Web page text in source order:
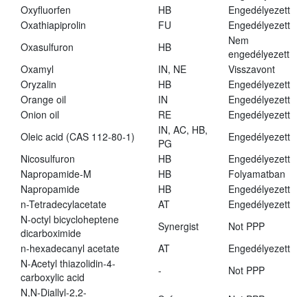
Oxyfluorfen
HB
Engedélyezett
Oxathiapiprolin
FU
Engedélyezett
Oxasulfuron
HB
Nem
engedélyezett
Oxamyl
IN, NE
Visszavont
Oryzalin
HB
Engedélyezett
Orange oil
IN
Engedélyezett
Onion oil
RE
Engedélyezett
Oleic acid (CAS 112-80-1)
IN, AC, HB,
PG
Engedélyezett
Nicosulfuron
HB
Engedélyezett
Napropamide-M
HB
Folyamatban
Napropamide
HB
Engedélyezett
n-Tetradecylacetate
AT
Engedélyezett
N-octyl bicycloheptene
dicarboximide
Synergist
Not PPP
n-hexadecanyl acetate
AT
Engedélyezett
N-Acetyl thiazolidin-4-
carboxylic acid
-
Not PPP
N,N-Diallyl-2,2-